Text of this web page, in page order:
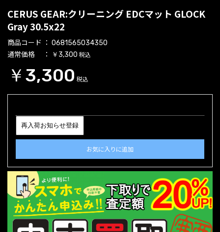
CERUS GEAR:クリーニング EDCマット GLOCK
Gray 30.5x22
商品コード 0681565034350
通常価格 ￥3,300 税込
￥3,300 税込
再入荷お知らせ登録
お気に入りに追加